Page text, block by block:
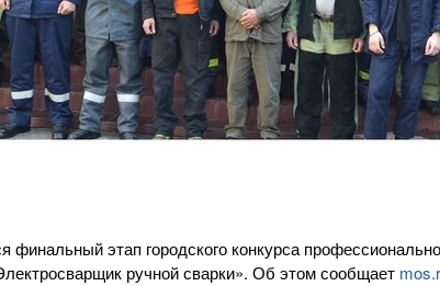
финальный этап городского конкурса
ручной сварки». Об этом сообщает